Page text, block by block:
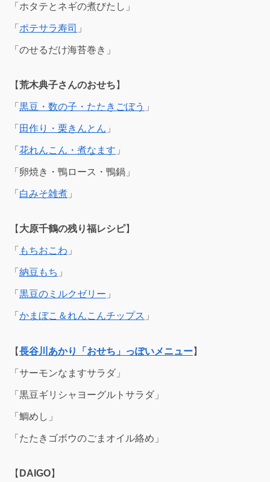
「ホタテとネギの煮びたし」
「 ポテサラ寿司 」
「のせるだけ海苔巻き」
【荒木典子さんのおせち 】
「 黒豆・数の子・たたきごぼう 」
「 田作り・栗きんとん 」
「 花れんこん・煮なます 」
「卵焼き・鴨ロース・鴨鍋」
「 白みそ雑煮 」
【 大原千鶴の残り福レシピ】
「 もちおこわ 」
「 納豆もち 」
「 黒豆のミルクゼリー 」
「 かまぼこ＆れんこんチップス 」
【長谷川あかり 「おせち」っぽいメニュー】
「サーモンなますサラダ」
「黒豆ギリシャヨーグルトサラダ」
「鯛めし」
「たたきゴボウのごまオイル絡め」
【 DAIGO】